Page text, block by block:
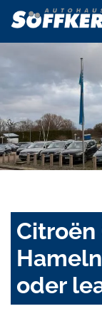
Citroën
oder